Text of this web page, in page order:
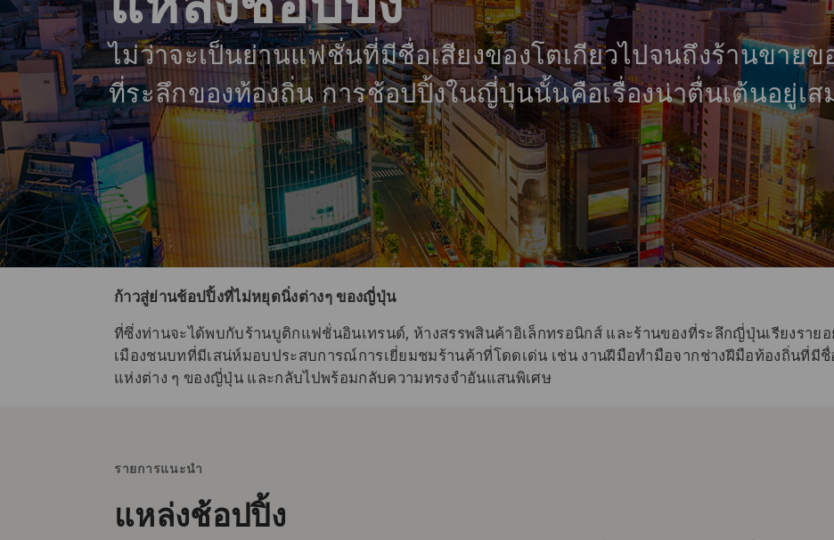
ไม่ว่าจะเป็นย่านแฟชั่นที่มีชื่อเสียงของโตเกียวไปจนถึงร้านขายข
ที่ระลึกของท้องถิ่น การช้อปปิ้งในญี่ปุ่นนั้นคือเรื่องน่าตื่นเต้นอยู่เส
ก้าวสู่ย่านช้อปปิ้งที่ไม่หยุดนิ่งต่างๆ ของญี่ปุ่น
ที่ซึ่งท่านจะได้พบกับร้านบูติกแฟชั่นอินเทรนด์, ห้างสรรพสินค้าอิเล็กทรอนิกส์ และร้านของที่ระลึกญี่ปุ่นเรียงราย
เมืองชนบทที่มีเสน่ห์มอบประสบการณ์การเยี่ยมชมร้านค้าที่โดดเด่น เช่น งานฝีมือทำมือจากช่างฝีมือท้องถิ่นที่มี
แห่งต่าง ๆ ของญี่ปุ่น และกลับไปพร้อมกลับความทรงจำอันแสนพิเศษ
รายการแนะนำ
แหล่งช้อปปิ้ง